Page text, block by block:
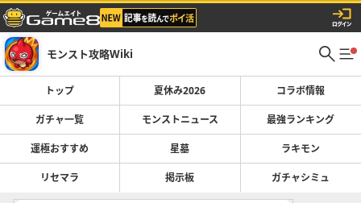
モンスト攻略Wiki
トップ 夏休み2026 コラボ情報
ガチャ一覧 モンストニュース 最強ランキング
運極おすすめ 星墓 ラキモン
リセマラ 掲示板 ガチャシミュ